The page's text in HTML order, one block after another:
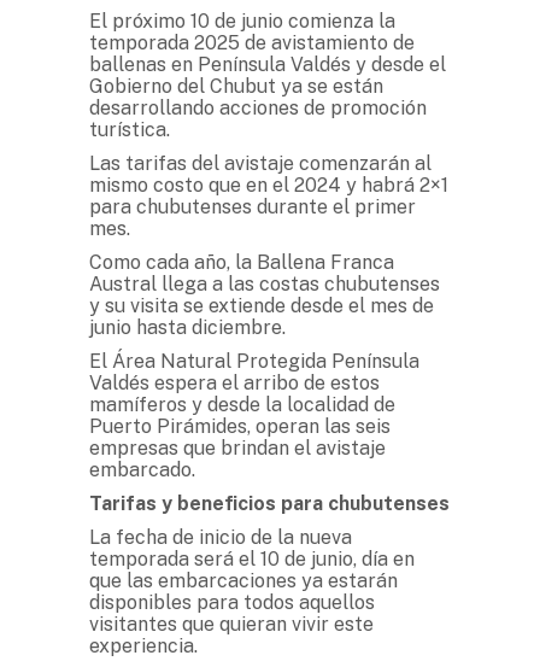
El próximo 10 de junio comienza la
temporada 2025 de avistamiento de
ballenas en Península Valdés y desde el
Gobierno del Chubut ya se están
desarrollando acciones de promoción
turística.
Las tarifas del avistaje comenzarán al
mismo costo que en el 2024 y habrá 2×1
para chubutenses durante el primer
mes.
Como cada año, la Ballena Franca
Austral llega a las costas chubutenses
y su visita se extiende desde el mes de
junio hasta diciembre.
El Área Natural Protegida Península
Valdés espera el arribo de estos
mamíferos y desde la localidad de
Puerto Pirámides, operan las seis
empresas que brindan el avistaje
embarcado.
Tarifas y beneficios para chubutenses
La fecha de inicio de la nueva
temporada será el 10 de junio, día en
que las embarcaciones ya estarán
disponibles para todos aquellos
visitantes que quieran vivir este
experiencia.